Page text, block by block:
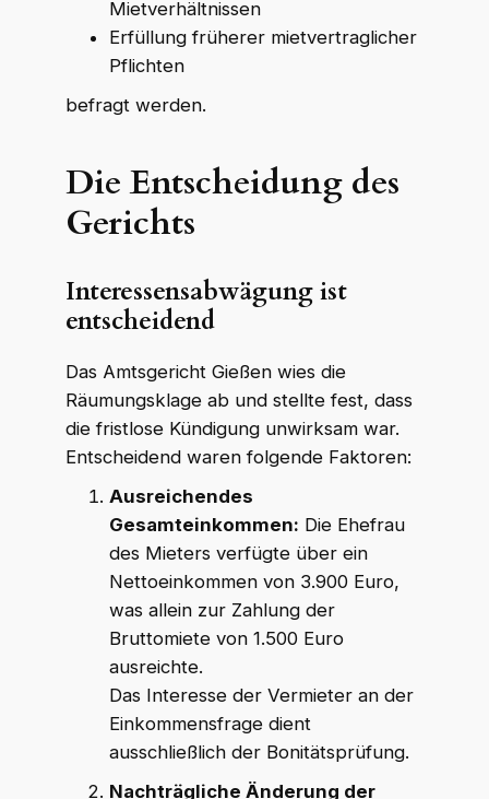
K R WKR Rechtsanwälte
Online · echte Anwälte, kein Callcenter
Mietverhältnissen
Erfüllung früherer mietvertraglicher
Pflichten
befragt werden.
Die Entscheidung des
Gerichts
Interessensabwägung ist
entscheidend
Das Amtsgericht Gießen wies die
Räumungsklage ab und stellte fest, dass
die fristlose Kündigung unwirksam war.
Entscheidend waren folgende Faktoren:
Ausreichendes
Gesamteinkommen: Die Ehefrau
des Mieters verfügte über ein
Nettoeinkommen von 3.900 Euro,
was allein zur Zahlung der
Bruttomiete von 1.500 Euro
ausreichte.
Das Interesse der Vermieter an der
Einkommensfrage dient
ausschließlich der Bonitätsprüfung.
Nachträgliche Änderung der